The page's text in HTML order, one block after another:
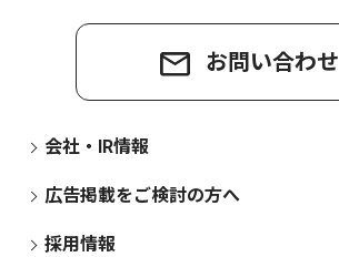
お問い合わせ
会社・IR情報
広告掲載をご検討の方へ
採用情報